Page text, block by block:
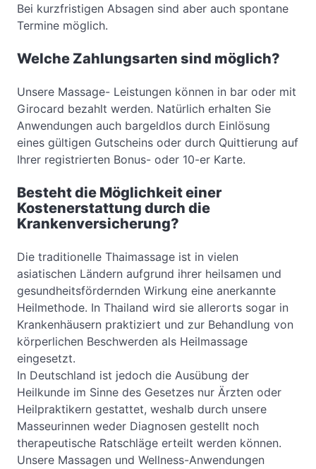
Bei kurzfristigen Absagen sind aber auch spontane
Termine möglich.
Welche Zahlungsarten sind möglich?
Unsere Massage- Leistungen können in bar oder mit
Girocard bezahlt werden. Natürlich erhalten Sie
Anwendungen auch bargeldlos durch Einlösung
eines gültigen Gutscheins oder durch Quittierung auf
Ihrer registrierten Bonus- oder 10-er Karte.
Besteht die Möglichkeit einer
Kostenerstattung durch die
Krankenversicherung?
Die traditionelle Thaimassage ist in vielen
asiatischen Ländern aufgrund ihrer heilsamen und
gesundheitsfördernden Wirkung eine anerkannte
Heilmethode. In Thailand wird sie allerorts sogar in
Krankenhäusern praktiziert und zur Behandlung von
körperlichen Beschwerden als Heilmassage
eingesetzt.
In Deutschland ist jedoch die Ausübung der
Heilkunde im Sinne des Gesetzes nur Ärzten oder
Heilpraktikern gestattet, weshalb durch unsere
Masseurinnen weder Diagnosen gestellt noch
therapeutische Ratschläge erteilt werden können.
Unsere Massagen und Wellness-Anwendungen